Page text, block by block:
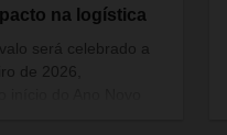
na logística
será celebrado a
de 2026,